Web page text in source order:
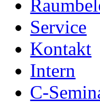
Service
Kontakt
Intern
C-